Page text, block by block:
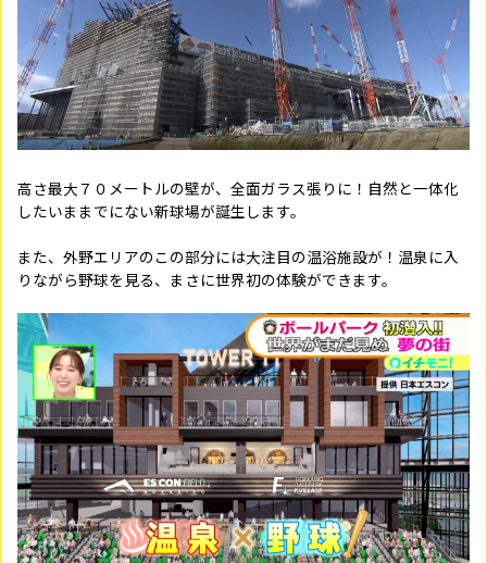
高さ最大７０メートルの壁が、全面ガラス張りに！自然と一体化
したいままでにない新球場が誕生します。
また、外野エリアのこの部分には大注目の温浴施設が！温泉に入
りながら野球を見る、まさに世界初の体験ができます。